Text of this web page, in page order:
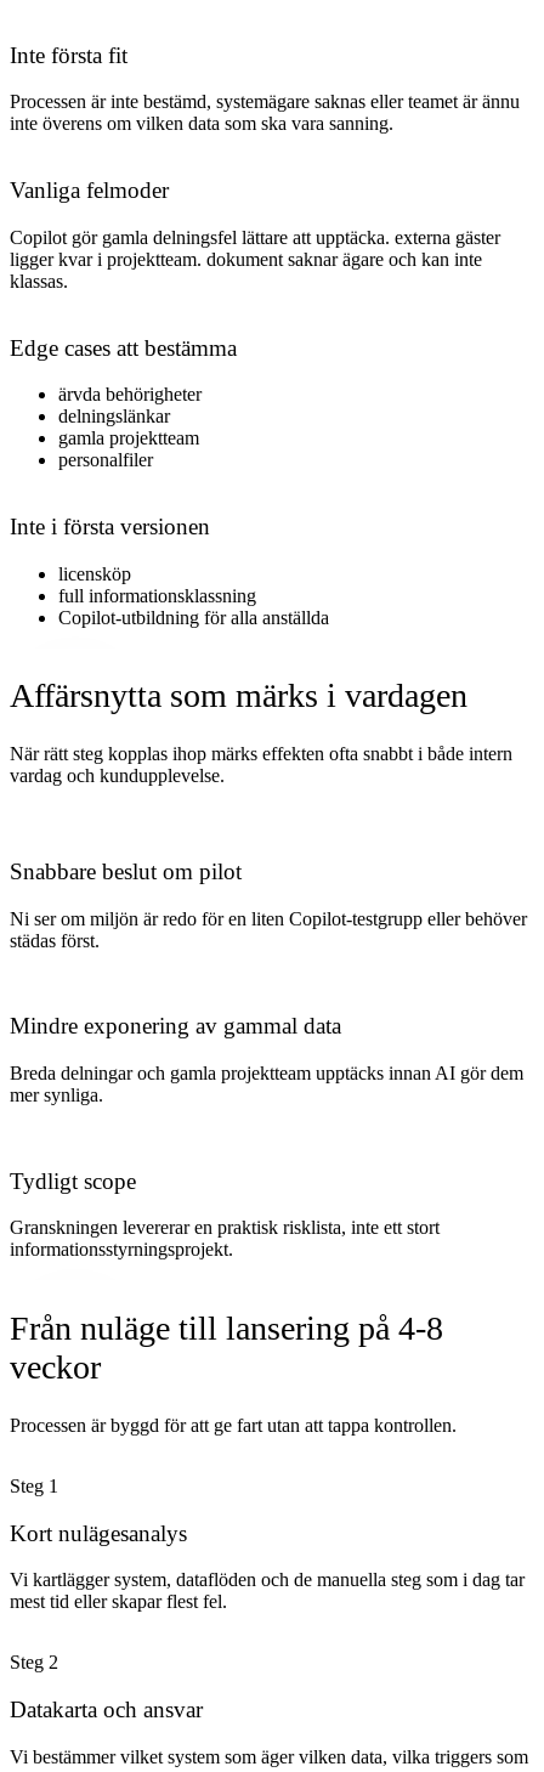
Inte första fit
Processen är inte bestämd, systemägare saknas eller teamet är ännu
inte överens om vilken data som ska vara sanning.
Vanliga felmoder
Copilot gör gamla delningsfel lättare att upptäcka. externa gäster
ligger kvar i projektteam. dokument saknar ägare och kan inte
klassas.
Edge cases att bestämma
ärvda behörigheter
delningslänkar
gamla projektteam
personalfiler
Inte i första versionen
licensköp
full informationsklassning
Copilot-utbildning för alla anställda
Affärsnytta som märks i vardagen
När rätt steg kopplas ihop märks effekten ofta snabbt i både intern
vardag och kundupplevelse.
Snabbare beslut om pilot
Ni ser om miljön är redo för en liten Copilot-testgrupp eller behöver
städas först.
Mindre exponering av gammal data
Breda delningar och gamla projektteam upptäcks innan AI gör dem
mer synliga.
Tydligt scope
Granskningen levererar en praktisk risklista, inte ett stort
informationsstyrningsprojekt.
Från nuläge till lansering på 4-8
veckor
Processen är byggd för att ge fart utan att tappa kontrollen.
Steg 1
Kort nulägesanalys
Vi kartlägger system, dataflöden och de manuella steg som i dag tar
mest tid eller skapar flest fel.
Steg 2
Datakarta och ansvar
Vi bestämmer vilket system som äger vilken data, vilka triggers som